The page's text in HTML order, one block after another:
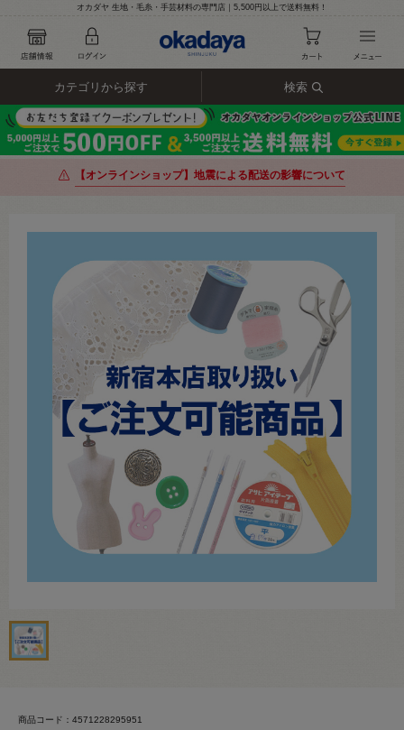
オカダヤ 生地・毛糸・手芸材料の専門店｜5,500円以上で送料無料！
カテゴリから探す 検索
【オンラインショップ】地震による配送の影響について
商品コード：4571228295951